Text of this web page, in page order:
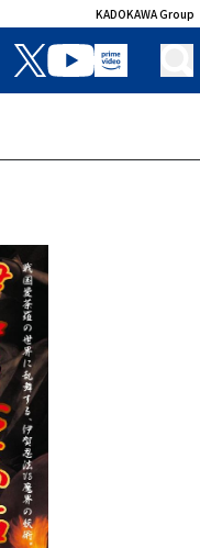
KADOKAWA Group